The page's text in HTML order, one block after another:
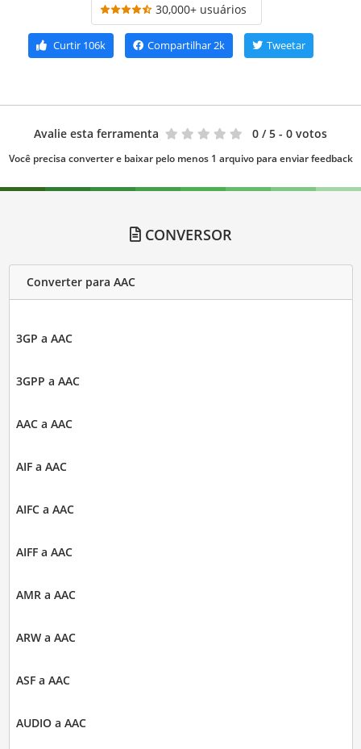
30,000+ usuários
Curtir 106k Compartilhar2k Tweetar
Avalie esta ferramenta 0 / 5 - 0 votos
Você precisa converter e baixar pelo menos 1 arquivo para enviar feedback
CONVERSOR
Converter para AAC
3GP a AAC
3GPP a AAC
AAC a AAC
AIF a AAC
AIFC a AAC
AIFF a AAC
AMR a AAC
ARW a AAC
ASF a AAC
AUDIO a AAC